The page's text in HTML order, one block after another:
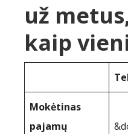
už
kaip
Mokėtinas
pajamų